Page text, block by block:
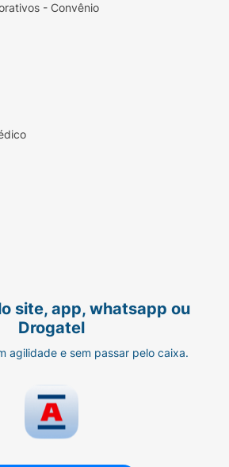
- Convênio
site, app, whatsapp ou
Drogatel
agilidade e sem passar pelo caixa.